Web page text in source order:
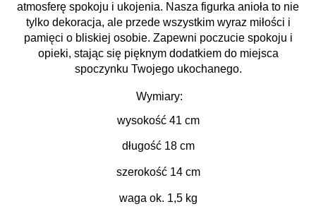
atmosferę spokoju i ukojenia. Nasza figurka anioła to nie
tylko dekoracja, ale przede wszystkim wyraz miłości i
pamięci o bliskiej osobie. Zapewni poczucie spokoju i
opieki, stając się pięknym dodatkiem do miejsca
spoczynku Twojego ukochanego.
Wymiary:
wysokość 41 cm
długość 18 cm
szerokość 14 cm
waga ok. 1,5 kg